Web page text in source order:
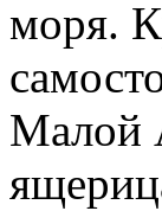
моря.
Малой